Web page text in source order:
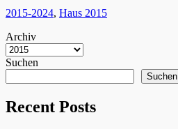
Kategorien
2015-2024, Haus 2015
Archiv
Suchen
Suchen
Recent Posts